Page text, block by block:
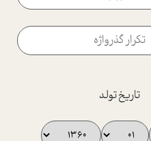
تاریخ تولد